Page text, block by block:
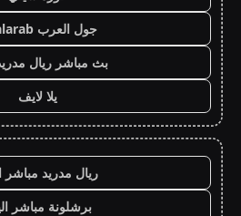
جول العرب goalarab
بث مباشر ريال
يلا لايف
ريال مدريد مباشر
برشلونة مباشر